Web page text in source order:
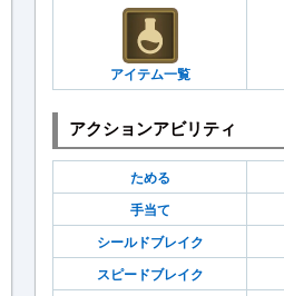
アイテム一覧
アクションアビリティ
ためる
手当て
シールドブレイク
スピードブレイク